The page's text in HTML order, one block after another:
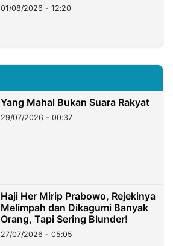
01/08/2026 - 12:20
Yang Mahal Bukan Suara Rakyat
29/07/2026 - 00:37
Haji Her Mirip Prabowo, Rejekinya
Melimpah dan Dikagumi Banyak
Orang, Tapi Sering Blunder!
27/07/2026 - 05:05